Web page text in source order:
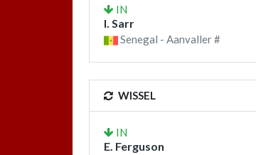
IN
I. Sarr
Senegal - Aanvaller #
WISSEL
IN
E. Ferguson